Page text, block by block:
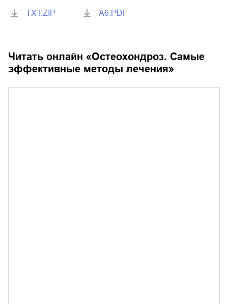
TXT.ZIP A6.PDF
Читать онлайн «Остеохондроз. Самые
эффективные методы лечения»